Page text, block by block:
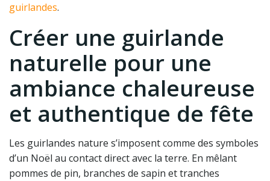
guirlandes.
Créer une guirlande
naturelle pour une
ambiance chaleureuse
et authentique de fête
Les guirlandes nature s’imposent comme des symboles
d’un Noël au contact direct avec la terre. En mêlant
pommes de pin, branches de sapin et tranches